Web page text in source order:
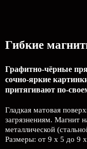
Гибкие
Графитно-чёрные
сочно-яркие
притягивают по-
Гладкая матовая
загрязнениям. Магнит
металлической
Размеры: от 9 х 5 до 9